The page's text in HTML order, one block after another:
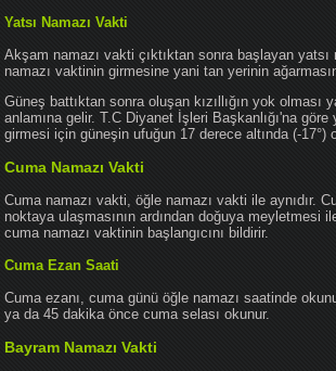
Yatsı Namazı Vakti
Akşam namazı vakti çıktıktan sonra başlayan
namazı vaktinin girmesine yani tan yerinin
Güneş battıktan sonra oluşan kızıllığın yok olması
anlamına gelir. T.C Diyanet İşleri Başkanlığı'na göre
girmesi için güneşin ufuğun 17 derece altında (-17°)
Cuma Namazı Vakti
Cuma namazı vakti, öğle namazı vakti ile aynıdır.
noktaya ulaşmasının ardından doğuya meyletmesi
cuma namazı vaktinin başlangıcını bildirir.
Cuma Ezan Saati
Cuma ezanı, cuma günü öğle namazı saatinde
ya da 45 dakika önce cuma selası okunur.
Bayram Namazı Vakti